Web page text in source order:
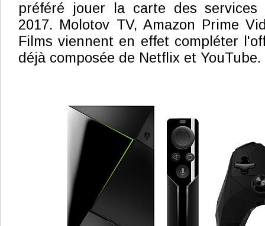
préféré jouer la carte des services
2017. Molotov TV, Amazon Prime
Films viennent en effet compléter
déjà composée de Netflix et YouTube.